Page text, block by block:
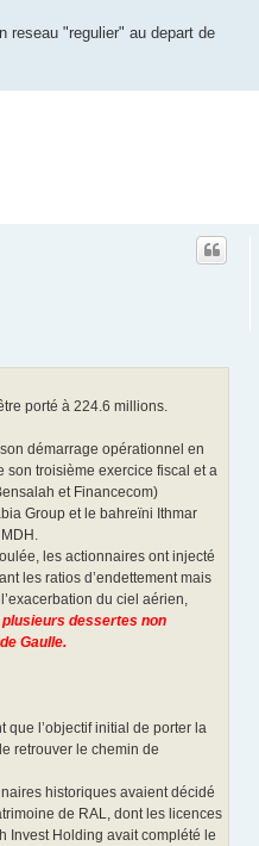
reseau "regulier" au depart de
porté à 224.6 millions.
démarrage opérationnel en
son troisième exercice fiscal et a
et Financecom)
Group et le bahreïni Ithmar
les actionnaires ont injecté
les ratios d’endettement mais
du ciel aérien,
plusieurs dessertes non
Gaulle.
que l’objectif initial de porter la
retrouver le chemin de
historiques avaient décidé
de RAL, dont les licences
Invest Holding avait complété le